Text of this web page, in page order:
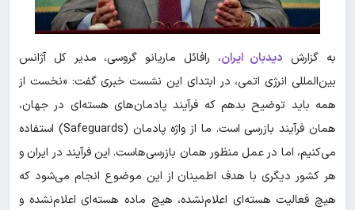
به گزارش دیدبان ایران، رافائل ماریانو گروسی، مدیر کل آژانس
بین‌المللی انرژی اتمی، در ابتدای این نشست خبری گفت: «نخست از
همه باید توضیح بدهم که فرآیند پادمان‌های هسته‌ای در جهان،
همان فرآیند بازرسی است. ما از واژه پادمان (Safeguards) استفاده
می‌کنیم، اما در عمل منظور همان بازرسی‌هاست. این فرآیند در ایران و
هر کشور دیگری با هدف اطمینان از این موضوع انجام می‌شود که
هیچ فعالیت هسته‌ای اعلام‌نشده، هیچ ماده هسته‌ای اعلام‌نشده و